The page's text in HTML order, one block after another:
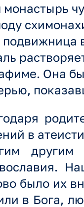
подвижница
Она
в
было их
в Бога,